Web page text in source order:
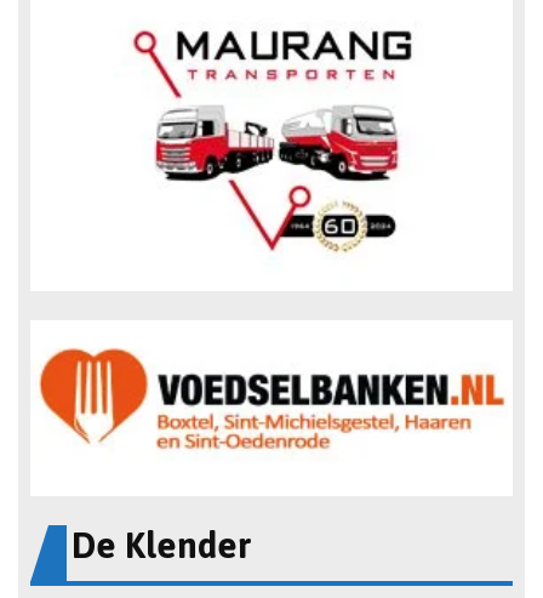
De Klender